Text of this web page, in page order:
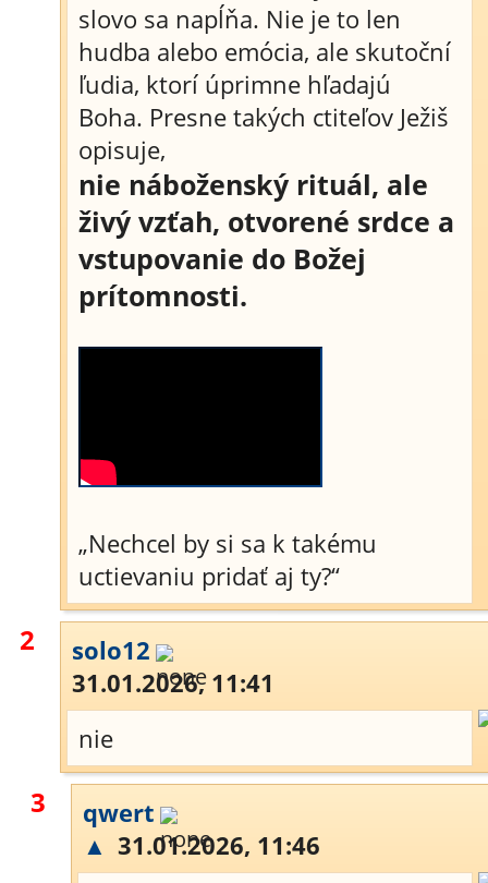
slovo sa napĺňa. Nie je to len
hudba alebo emócia, ale skutoční
ľudia, ktorí úprimne hľadajú
Boha. Presne takých ctiteľov Ježiš
opisuje,
nie náboženský rituál, ale
živý vzťah, otvorené srdce a
vstupovanie do Božej
prítomnosti.
„Nechcel by si sa k takému
uctievaniu pridať aj ty?“
2
solo12
31.01.2026, 11:41
nie
3
qwert
▲ 31.01.2026, 11:46